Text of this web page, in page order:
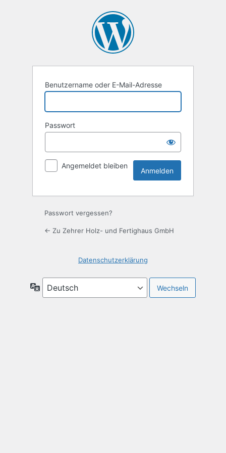
Benutzername oder E-Mail-Adresse
Passwort
Angemeldet bleiben
Passwort vergessen?
← Zu Zehrer Holz- und Fertighaus GmbH
Datenschutzerklärung
Sprache